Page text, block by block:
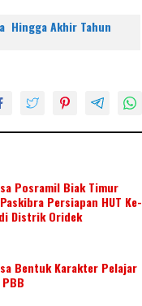
Hingga Akhir Tahun
Posramil Biak Timur
Persiapan HUT Ke-
Distrik Oridek
Bentuk Karakter Pelajar